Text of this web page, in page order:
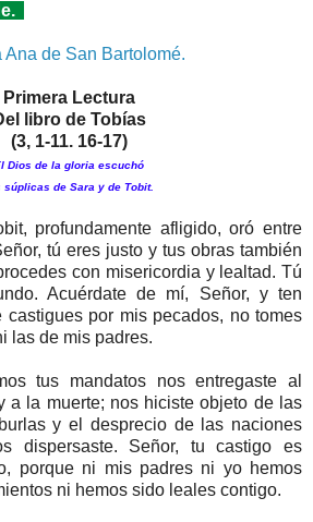
Ana de San Bartolomé.
Primera Lectura
libro de Tobías
(3, 1-11. 16-17)
Dios de la gloria escuchó
súplicas de Sara y de Tobit.
profundamente afligido, oró entre
tú eres justo y tus obras también
con misericordia y lealtad. Tú
Acuérdate de mí, Señor, y ten
por mis pecados, no tomes
las de mis padres.
tus mandatos nos entregaste al
a la muerte; nos hiciste objeto de las
y el desprecio de las naciones
dispersaste. Señor, tu castigo es
porque ni mis padres ni yo hemos
ni hemos sido leales contigo.